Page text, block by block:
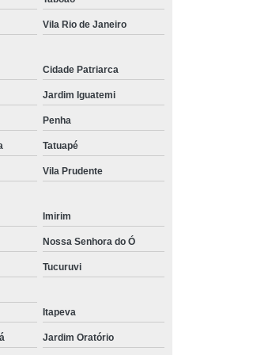
de Joelho
Total
Magnética Cardíaca
da Prostata
de Campo Aberto
do Crânio
do Quadril Esquerdo
Magnética na Coluna
Vila Rio de Janeiro
Cidade Patriarca
Jardim Iguatemi
Penha
Tatuapé
Vila Prudente
Imirim
Nossa Senhora do Ó
Tucuruvi
Itapeva
Jardim Oratório